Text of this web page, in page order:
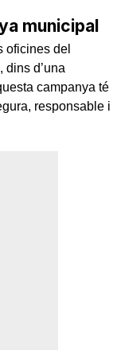
municipal
oficines del
, dins d’una
campanya té
responsable i